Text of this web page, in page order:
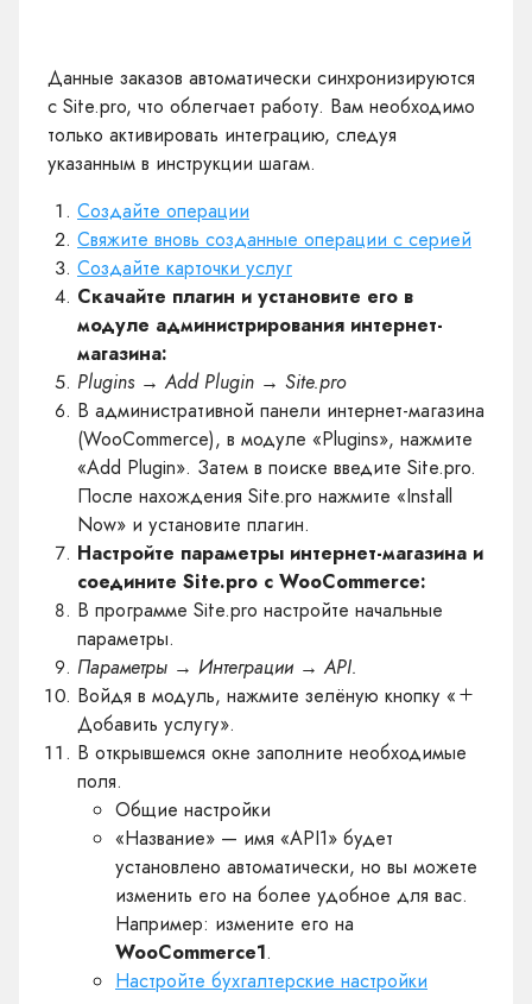
Данные заказов автоматически синхронизируются
с Site.pro, что облегчает работу. Вам необходимо
только активировать интеграцию, следуя
указанным в инструкции шагам.
Создайте операции
Свяжите вновь созданные операции с серией
Создайте карточки услуг
Скачайте плагин и установите его в
модуле администрирования интернет-
магазина:
Plugins → Add Plugin → Site.pro
В административной панели интернет-магазина
(WooCommerce), в модуле «Plugins», нажмите
«Add Plugin». Затем в поиске введите Site.pro.
После нахождения Site.pro нажмите «Install
Now» и установите плагин.
Настройте параметры интернет-магазина и
соедините Site.pro с WooCommerce:
В программе Site.pro настройте начальные
параметры.
Параметры → Интеграции → API.
Войдя в модуль, нажмите зелёную кнопку «
Добавить услугу».
В открывшемся окне заполните необходимые
поля.
Общие настройки
«Название» — имя «API1» будет
установлено автоматически, но вы можете
изменить его на более удобное для вас.
Например: измените его на
WooCommerce1.
Настройте бухгалтерские настройки